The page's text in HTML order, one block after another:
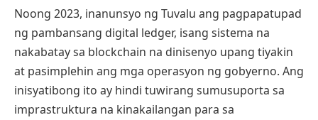
Noong 2023, inanunsyo ng Tuvalu ang pagpapatupad
ng pambansang digital ledger, isang sistema na
nakabatay sa blockchain na dinisenyo upang tiyakin
at pasimplehin ang mga operasyon ng gobyerno. Ang
inisyatibong ito ay hindi tuwirang sumusuporta sa
imprastruktura na kinakailangan para sa